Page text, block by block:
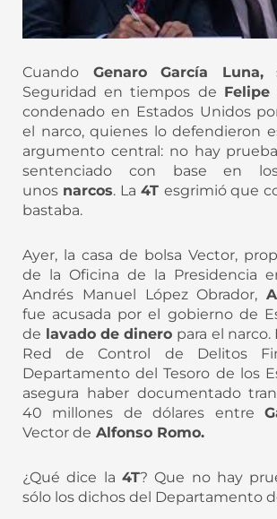
Cuando Genaro García Luna,
Seguridad en tiempos de Felipe
condenado en Estados Unidos
el narco, quienes lo defendieron
argumento central: no hay
sentenciado con base en
unos narcos. La 4T esgrimió que
bastaba.
Ayer, la casa de bolsa Vector,
de la Oficina de la Presidencia
Andrés Manuel López Obrador,
fue acusada por el gobierno de
de lavado de dinero para el narco.
Red de Control de Delitos
Departamento del Tesoro de los
asegura haber documentado
40 millones de dólares entre
Vector de Alfonso Romo.
¿Qué dice la 4T? Que no hay
sólo los dichos del Departamento